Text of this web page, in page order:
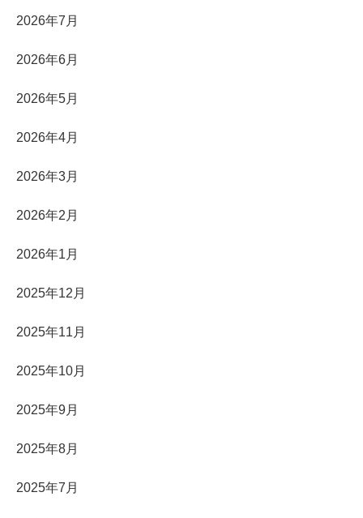
2026年7月
2026年6月
2026年5月
2026年4月
2026年3月
2026年2月
2026年1月
2025年12月
2025年11月
2025年10月
2025年9月
2025年8月
2025年7月